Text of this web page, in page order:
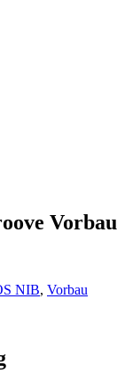
NIB, Vorbau